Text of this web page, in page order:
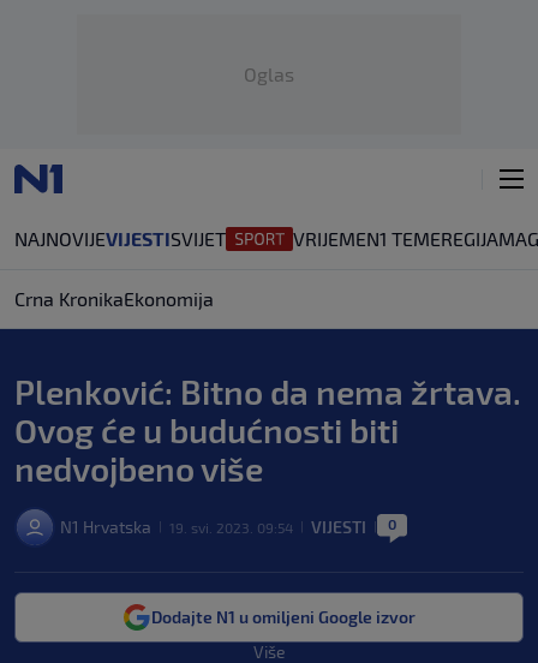
Oglas
NAJNOVIJEVIJESTISVIJET VRIJEMEN1 TEMEREGIJA
Crna KronikaEkonomija
Plenković: Bitno da nema žrtava.
Ovog će u budućnosti biti
nedvojbeno više
N1 Hrvatska 19. svi. 2023. 09:54 VIJESTI 0
Dodajte N1 u omiljeni Google izvor
Više